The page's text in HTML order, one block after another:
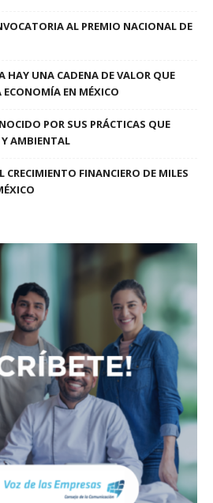
AL PREMIO NACIONAL DE
HAY UNA CADENA DE VALOR QUE
ECONOMÍA EN MÉXICO
POR SUS PRÁCTICAS QUE
Y AMBIENTAL
FINANCIERO DE MILES